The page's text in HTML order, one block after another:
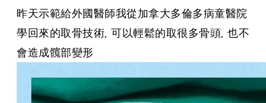
昨天示範給外國醫師我從加拿大多倫多病童醫院
學回來的取骨技術, 可以輕鬆的取很多骨頭, 也不
會造成髖部變形